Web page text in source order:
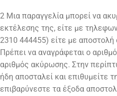
2 Μια παραγγελία μπορεί να
εκτέλεσης της, είτε με
2310 444455) είτε με αποστολή
Πρέπει να αναγράφεται ο
αριθμός ακύρωσης. Στην
ήδη αποσταλεί και επιθυμείτε
επιβαρύνεστε τα έξοδα